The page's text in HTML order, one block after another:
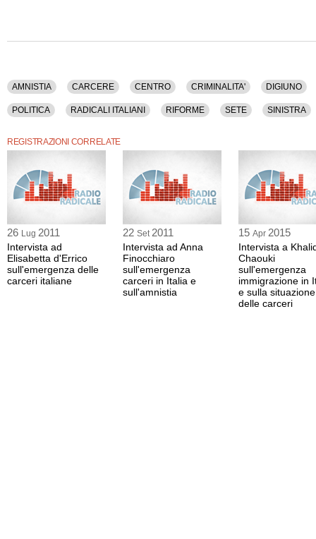
AMNISTIA CARCERE CENTRO CRIMINALITA' DIGIUNO
POLITICA RADICALI ITALIANI RIFORME SETE SINISTRA
REGISTRAZIONI CORRELATE
26 Lug 2011
Intervista ad
Elisabetta d'Errico
sull'emergenza delle
carceri italiane
22 Set 2011
Intervista ad Anna
Finocchiaro
sull'emergenza
carceri in Italia e
sull'amnistia
15 Apr 2015
Intervista a
Chaouki
sull'emergenza
immigrazione in
e sulla situazione
delle carceri